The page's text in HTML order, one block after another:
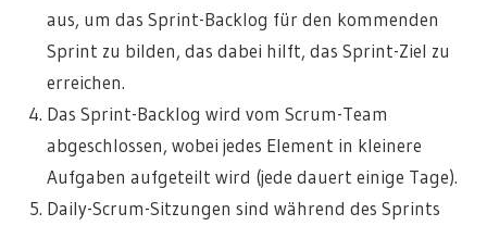
aus, um das Sprint-Backlog für den kommenden
Sprint zu bilden, das dabei hilft, das Sprint-Ziel zu
erreichen.
Das Sprint-Backlog wird vom Scrum-Team
abgeschlossen, wobei jedes Element in kleinere
Aufgaben aufgeteilt wird (jede dauert einige Tage).
Daily-Scrum-Sitzungen sind während des Sprints